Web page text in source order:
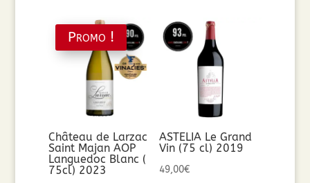
Promo !
Château de Larzac
Saint Majan AOP
Languedoc Blanc (
75cl) 2023
ASTELIA Le Grand
Vin (75 cl) 2019
49,00€